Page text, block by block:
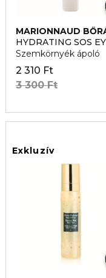
MARIONNAUD
HYDRATING SOS
Szemkörnyék ápoló
2 310 Ft
3 300 Ft
Exkluzív